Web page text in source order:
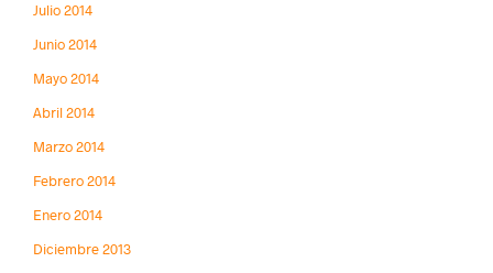
Julio 2014
Junio 2014
Mayo 2014
Abril 2014
Marzo 2014
Febrero 2014
Enero 2014
Diciembre 2013